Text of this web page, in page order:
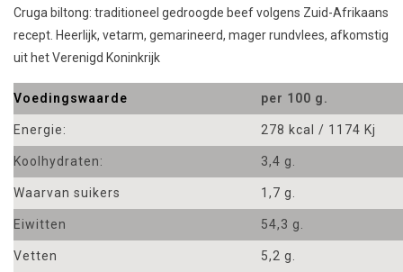
Cruga biltong: traditioneel gedroogde beef volgens Zuid-Afrikaans
recept. Heerlijk, vetarm, gemarineerd, mager rundvlees, afkomstig
uit het Verenigd Koninkrijk
Voedingswaarde per 100 g.
Energie: 278 kcal / 1174 Kj
Koolhydraten: 3,4 g.
Waarvan suikers 1,7 g.
Eiwitten 54,3 g.
Vetten 5,2 g.